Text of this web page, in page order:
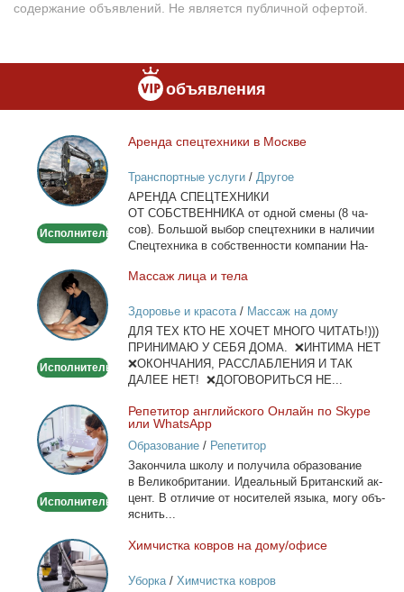
содержание объявлений. Не является публичной офертой.
объявления
Аренда
спецтехники
в
Москве
Исполнитель
Арен­да спец­тех­ни­ки в Москве
Транспортные услуги/ Другое
АРЕНДА СПЕЦТЕХНИКИ
ОТ СОБСТВЕННИКА от од­ной сме­ны (8 ча­
сов). Боль­шой вы­бор спец­тех­ни­ки в на­ли­чии
Спец­тех­ни­ка в соб­ствен­но­сти ком­па­нии На­
Массаж
лица
и
тела
Исполнитель
Мас­саж ли­ца и те­ла
Здоровье и красота/ Массаж на дому
ДЛЯ ТЕХ КТО НЕ ХОЧЕТ МНОГО ЧИТАТЬ!)))
ПРИНИМАЮ У СЕБЯ ДОМА. ❌ИНТИМА НЕТ
❌ОКОНЧАНИЯ, РАССЛАБЛЕНИЯ И ТАК
ДАЛЕЕ НЕТ! ❌ДОГОВОРИТЬСЯ НЕ...
Репетитор
английского
Онлайн
по
или
Исполнитель
Ре­пе­ти­тор ан­глий­ско­го Он­лайн по Skype
или WhatsApp
Образование/ Репетитор
За­кон­чи­ла шко­лу и по­лу­чи­ла об­ра­зо­ва­ние
в Ве­ли­ко­бри­та­нии. Иде­аль­ный Бри­тан­ский ак­
цент. В от­ли­чие от но­си­те­лей язы­ка, мо­гу объ­
яс­нить...
Химчистка
ковров
на
Хим­чист­ка ков­ров на до­му/офи­се
Уборка/ Химчистка ковров